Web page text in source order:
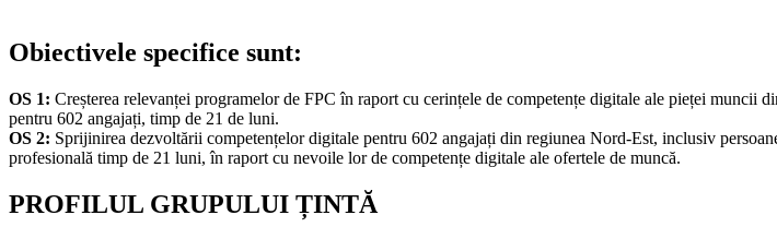
Obiectivele specifice sunt:
OS 1: Creșterea relevanței programelor de FPC în raport cu cerințele de competențe digitale ale pieței
pentru 602 angajați, timp de 21 de luni.
OS 2: Sprijinirea dezvoltării competențelor digitale pentru 602 angajați din regiunea Nord-Est, inclusiv
profesională timp de 21 luni, în raport cu nevoile lor de competențe digitale ale ofertele de muncă.
PROFILUL GRUPULUI ȚINTĂ